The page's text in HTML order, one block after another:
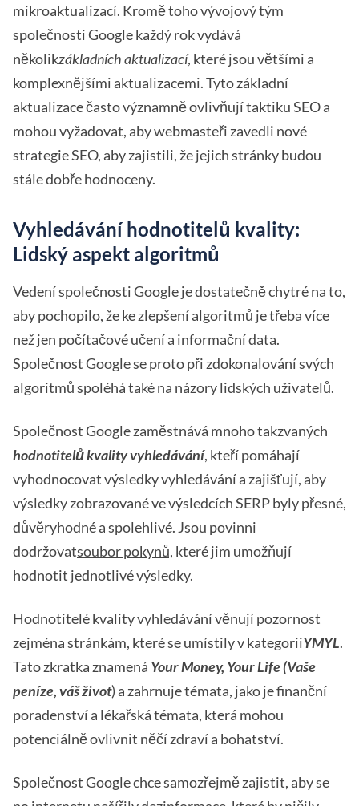
mikroaktualizací. Kromě toho vývojový tým
společnosti Google každý rok vydává
několikzákladních aktualizací, které jsou většími a
komplexnějšími aktualizacemi. Tyto základní
aktualizace často významně ovlivňují taktiku SEO a
mohou vyžadovat, aby webmasteři zavedli nové
strategie SEO, aby zajistili, že jejich stránky budou
stále dobře hodnoceny.
Vyhledávání hodnotitelů kvality:
Lidský aspekt algoritmů
Vedení společnosti Google je dostatečně chytré na to,
aby pochopilo, že ke zlepšení algoritmů je třeba více
než jen počítačové učení a informační data.
Společnost Google se proto při zdokonalování svých
algoritmů spoléhá také na názory lidských uživatelů.
Společnost Google zaměstnává mnoho takzvaných
hodnotitelů kvality vyhledávání, kteří pomáhají
vyhodnocovat výsledky vyhledávání a zajišťují, aby
výsledky zobrazované ve výsledcích SERP byly přesné,
důvěryhodné a spolehlivé. Jsou povinni
dodržovatsoubor pokynů, které jim umožňují
hodnotit jednotlivé výsledky.
Hodnotitelé kvality vyhledávání věnují pozornost
zejména stránkám, které se umístily v kategoriiYMYL.
Tato zkratka znamená Your Money, Your Life (Vaše
peníze, váš život) a zahrnuje témata, jako je finanční
poradenství a lékařská témata, která mohou
potenciálně ovlivnit něčí zdraví a bohatství.
Společnost Google chce samozřejmě zajistit, aby se